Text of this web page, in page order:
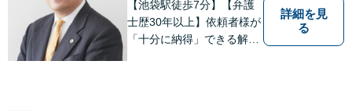
【池袋駅徒歩7分】【弁護
士歴30年以上】依頼者様が
「十分に納得」できる解決
詳細を見
る